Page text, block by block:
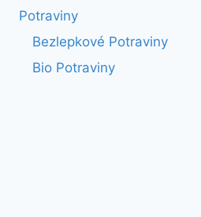
Potraviny
Bezlepkové Potraviny
Bio Potraviny